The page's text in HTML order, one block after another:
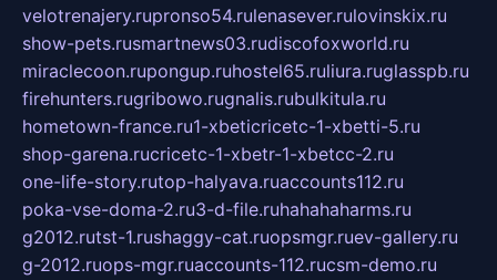
velotrenajery.rupronso54.rulenasever.rulovinskix.ru
show-pets.rusmartnews03.rudiscofoxworld.ru
miraclecoon.rupongup.ruhostel65.ruliura.ruglasspb.ru
firehunters.rugribowo.rugnalis.rubulkitula.ru
hometown-france.ru1-xbeticricetc-1-xbetti-5.ru
shop-garena.rucricetc-1-xbetr-1-xbetcc-2.ru
one-life-story.rutop-halyava.ruaccounts112.ru
poka-vse-doma-2.ru3-d-file.ruhahahaharms.ru
g2012.rutst-1.rushaggy-cat.ruopsmgr.ruev-gallery.ru
g-2012.ruops-mgr.ruaccounts-112.rucsm-demo.ru